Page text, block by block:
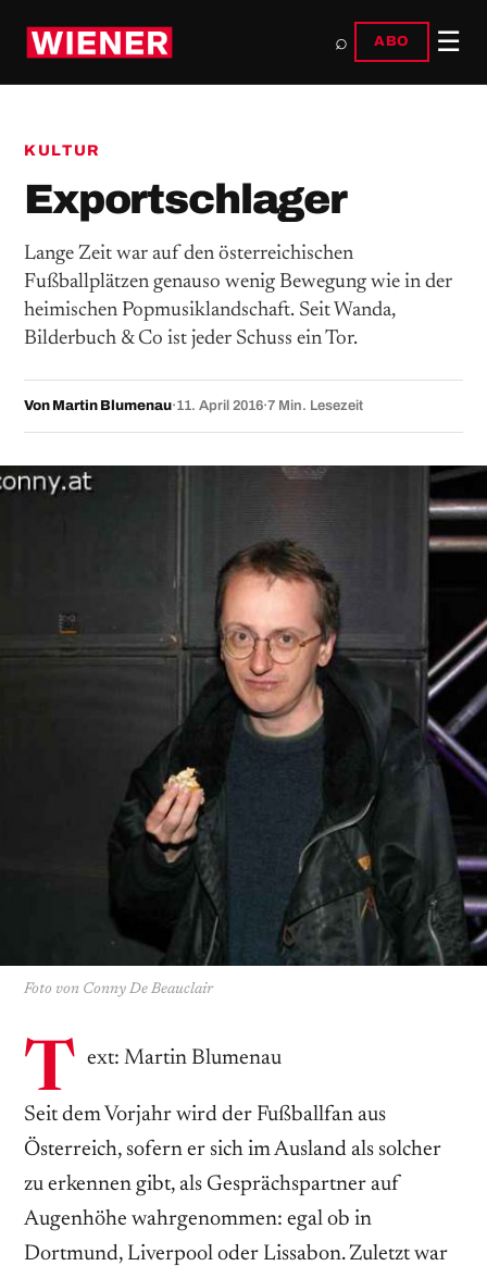
⌕ ABO ☰
KULTUR
Exportschlager
Lange Zeit war auf den österreichischen
Fußballplätzen genauso wenig Bewegung wie in der
heimischen Popmusiklandschaft. Seit Wanda,
Bilderbuch & Co ist jeder Schuss ein Tor.
Von Martin Blumenau·11. April 2016·7 Min. Lesezeit
Foto von Conny De Beauclair
T ext: Martin Blumenau
Seit dem Vorjahr wird der Fußballfan aus
Österreich, sofern er sich im Ausland als solcher
zu erkennen gibt, als Gesprächspartner auf
Augenhöhe wahrgenommen: egal ob in
Dortmund, Liverpool oder Lissabon. Zuletzt war